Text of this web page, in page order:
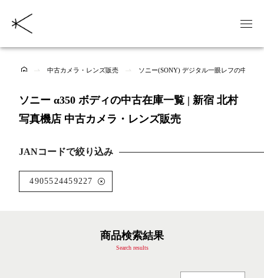
中古カメラ・レンズ販売 ソニー(SONY) デジタル一眼レフの中古商
ソニー α350 ボディの中古在庫一覧 | 新宿 北村
写真機店 中古カメラ・レンズ販売
JANコードで絞り込み
4905524459227
商品検索結果
Search results